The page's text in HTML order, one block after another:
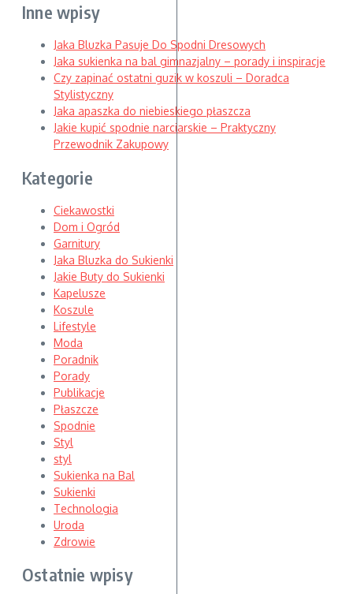
Inne wpisy
Jaka Bluzka Pasuje Do Spodni Dresowych
Jaka sukienka na bal gimnazjalny – porady i inspiracje
Czy zapinać ostatni guzik w koszuli – Doradca
Stylistyczny
Jaka apaszka do niebieskiego płaszcza
Jakie kupić spodnie narciarskie – Praktyczny
Przewodnik Zakupowy
Kategorie
Ciekawostki
Dom i Ogród
Garnitury
Jaka Bluzka do Sukienki
Jakie Buty do Sukienki
Kapelusze
Koszule
Lifestyle
Moda
Poradnik
Porady
Publikacje
Płaszcze
Spodnie
Styl
styl
Sukienka na Bal
Sukienki
Technologia
Uroda
Zdrowie
Ostatnie wpisy